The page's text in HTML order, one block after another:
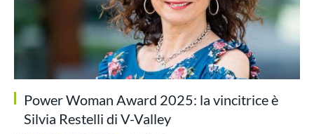
Power Woman Award 2025: la vincitrice è
Silvia Restelli di V-Valley